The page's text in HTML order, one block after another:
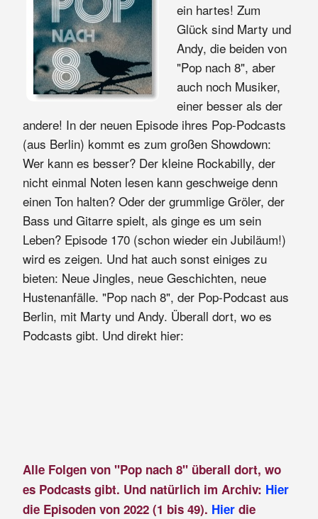
ein hartes! Zum
Glück sind Marty und
Andy, die beiden von
"Pop nach 8", aber
auch noch Musiker,
einer besser als der
andere! In der neuen Episode ihres Pop-Podcasts
(aus Berlin) kommt es zum großen Showdown:
Wer kann es besser? Der kleine Rockabilly, der
nicht einmal Noten lesen kann geschweige denn
einen Ton halten? Oder der grummlige Gröler, der
Bass und Gitarre spielt, als ginge es um sein
Leben? Episode 170 (schon wieder ein Jubiläum!)
wird es zeigen. Und hat auch sonst einiges zu
bieten: Neue Jingles, neue Geschichten, neue
Hustenanfälle. "Pop nach 8", der Pop-Podcast aus
Berlin, mit Marty und Andy. Überall dort, wo es
Podcasts gibt. Und direkt hier:
Alle Folgen von "Pop nach 8" überall dort, wo
es Podcasts gibt. Und natürlich im Archiv: Hier
die Episoden von 2022 (1 bis 49). Hierdie